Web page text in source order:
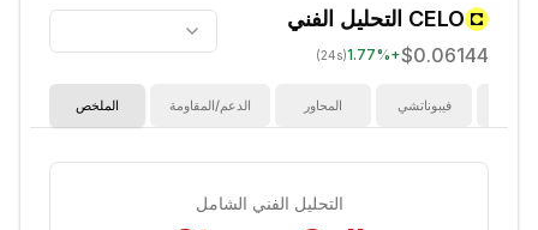
CELO التحليل الفني
$0.06144
+
1.77%
(24s)
الملخص الدعم/المقاومة المحاور فيبوناتشي
التحليل الفني الشامل